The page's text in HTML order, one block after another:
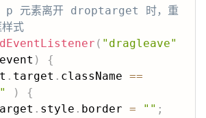
p 元素离开 droptarget 时，重
式
( "dragleave"
event )
{
. target . className ==
)
{
. style . border = "" ;